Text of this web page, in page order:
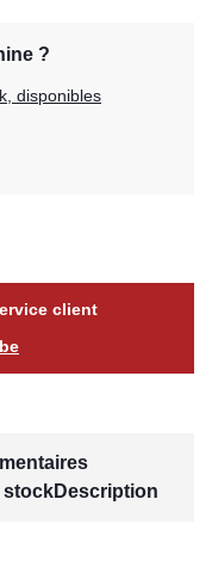
?
disponibles
client
stockDescription